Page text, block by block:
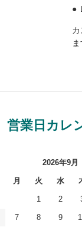
ま
営業日カレ
2026年9月
月 火 水
1 2
7 8 9